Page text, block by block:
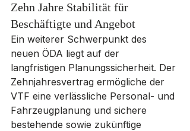
Zehn Jahre Stabilität für
Beschäftigte und Angebot
Ein weiterer Schwerpunkt des
neuen ÖDA liegt auf der
langfristigen Planungssicherheit. Der
Zehnjahresvertrag ermögliche der
VTF eine verlässliche Personal- und
Fahrzeugplanung und sichere
bestehende sowie zukünftige